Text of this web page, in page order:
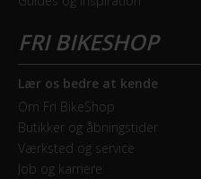
Lær os bedre at kende
Om Fri BikeShop
Butikker og åbningstider
Værksted og service
Job og karriere